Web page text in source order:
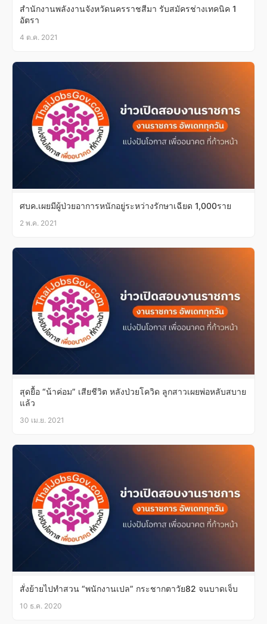
สำนักงานพลังงานจังหวัดนครราชสีมา รับสมัครช่างเทคนิค 1
อัตรา
4 ต.ค. 2021
ศบค.เผยมีผู้ป่วยอาการหนักอยู่ระหว่างรักษาเฉียด 1,000ราย
2 พ.ค. 2021
สุดยื้อ “น้าค่อม” เสียชีวิต หลังป่วยโควิด ลูกสาวเผยพ่อหลับสบาย
แล้ว
30 เม.ย. 2021
สั่งย้ายไปทำสวน “พนักงานเปล” กระชากตาวัย82 จนบาดเจ็บ
10 ธ.ค. 2020